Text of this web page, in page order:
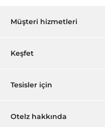
Müşteri hizmetleri
Rezervasyon yönet
Keşfet
Hediye Kart
Tesisler için
Hemen tesisinizi ekleyin
Otelz hakkında